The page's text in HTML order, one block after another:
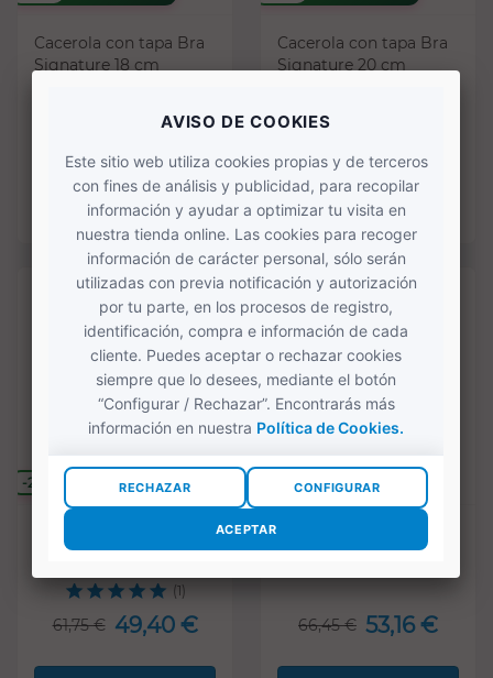
Cacerola con tapa Bra
Signature 18 cm
40,88 €
COMPRAR
Cacerola con tapa Bra
Signature 20 cm
COMPRAR
-20% SOLO ONLINE
Signature 22 cm
(1)
61,75 € 49,40 €
-20% SOLO ONLINE
Signature 24 cm
66,45 € 53,16 €